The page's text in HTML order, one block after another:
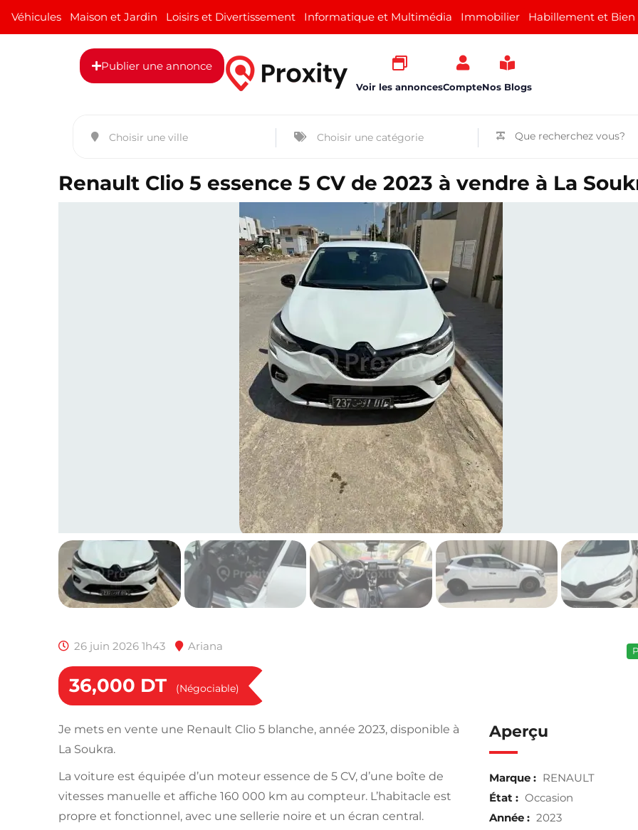
Véhicules Maison et Jardin Loisirs et Divertissement Informatique et Multimédia Immobilier Habillement et Bien
Publier une annonce
Voir les annoncesCompteNos Blogs
Renault Clio 5 essence 5 CV de 2023 à vendre à La
26 juin 2026 1h43 Ariana
36,000 DT (Négociable)
Je mets en vente une Renault Clio 5 blanche, année 2023, disponible à
La Soukra.
La voiture est équipée d’un moteur essence de 5 CV, d’une boîte de
vitesses manuelle et affiche 160 000 km au compteur. L’habitacle est
propre et fonctionnel, avec une sellerie noire et un écran central.
Aperçu
Marque : RENAULT
État : Occasion
Année : 2023